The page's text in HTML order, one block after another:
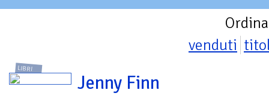
venduti
LIBRI
Jenny Finn